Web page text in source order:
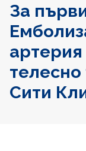
За
Сити